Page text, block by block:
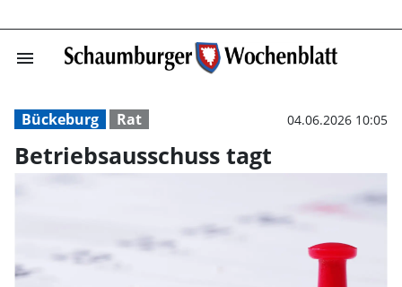
menu
Bückeburg Rat 04.06.2026 10:05
Betriebsausschuss tagt